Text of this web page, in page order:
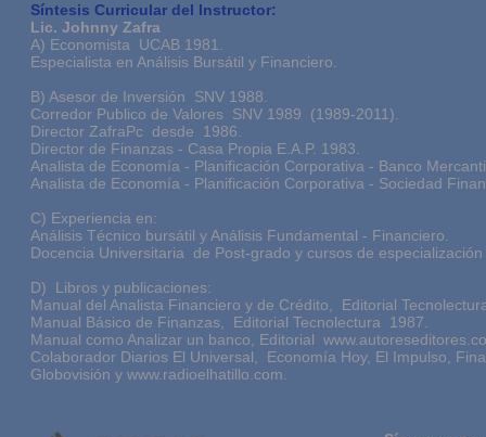
Síntesis Curricular del Instructor:
Lic. Johnny Zafra
A) Economista UCAB 1981.
Especialista en Análisis Bursátil y Financiero.
B) Asesor de Inversión SNV 1988.
Corredor Publico de Valores SNV 1989 (1989-2011).
Director ZafraPc desde 1986.
Director de Finanzas - Casa Propia E.A.P. 1983.
Analista de Economía - Planificación Corporativa - Banco
Analista de Economía - Planificación Corporativa - Sociedad
C) Experiencia en:
Análisis Técnico bursátil y Análisis Fundamental - Financiero.
Docencia Universitaria de Post-grado y cursos de
D) Libros y publicaciones:
Manual del Analista Financiero y de Crédito, Editorial
Manual Básico de Finanzas, Editorial Tecnolectura 1987.
Manual como Analizar un banco, Editorial
Colaborador Diarios El Universal, Economía Hoy, El Impulso,
Globovisión y www.radioelhatillo.com